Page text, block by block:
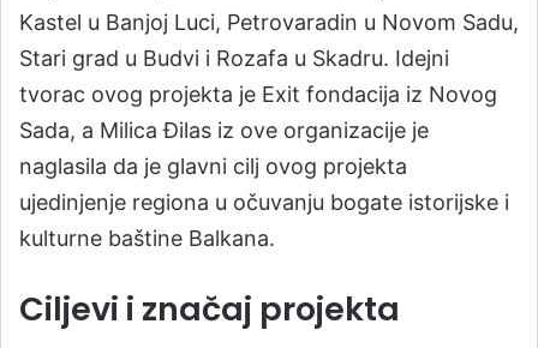
Kastel u Banjoj Luci, Petrovaradin u Novom Sadu,
Stari grad u Budvi i Rozafa u Skadru. Idejni
tvorac ovog projekta je Exit fondacija iz Novog
Sada, a Milica Đilas iz ove organizacije je
naglasila da je glavni cilj ovog projekta
ujedinjenje regiona u očuvanju bogate istorijske i
kulturne baštine Balkana.
Ciljevi i značaj projekta